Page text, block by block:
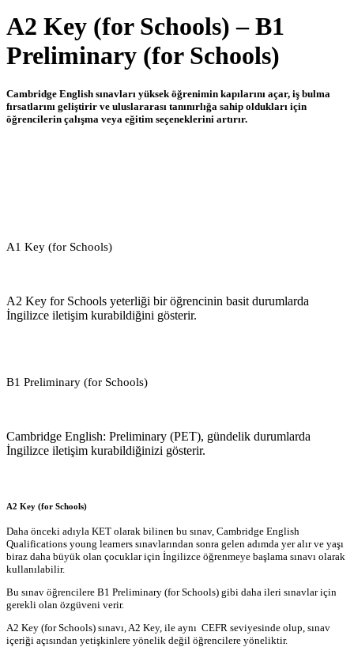
A2 Key (for Schools) – B1
Preliminary (for Schools)
Cambridge English sınavları yüksek öğrenimin kapılarını açar, iş bulma
fırsatlarını geliştirir ve uluslararası tanınırlığa sahip oldukları için
öğrencilerin çalışma veya eğitim seçeneklerini artırır.
A1 Key (for Schools)
A2 Key for Schools yeterliği bir öğrencinin basit durumlarda
İngilizce iletişim kurabildiğini gösterir.
B1 Preliminary (for Schools)
Cambridge English: Preliminary (PET), gündelik durumlarda
İngilizce iletişim kurabildiğinizi gösterir.
A2 Key (for Schools)
Daha önceki adıyla KET olarak bilinen bu sınav, Cambridge English
Qualifications young learners sınavlarından sonra gelen adımda yer alır ve yaşı
biraz daha büyük olan çocuklar için İngilizce öğrenmeye başlama sınavı olarak
kullanılabilir.
Bu sınav öğrencilere B1 Preliminary (for Schools) gibi daha ileri sınavlar için
gerekli olan özgüveni verir.
A2 Key (for Schools) sınavı, A2 Key, ile aynı CEFR seviyesinde olup, sınav
içeriği açısından yetişkinlere yönelik değil öğrencilere yöneliktir.